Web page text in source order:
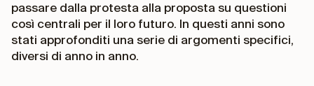
passare dalla protesta alla proposta su questioni
così centrali per il loro futuro. In questi anni sono
stati approfonditi una serie di argomenti specifici,
diversi di anno in anno.